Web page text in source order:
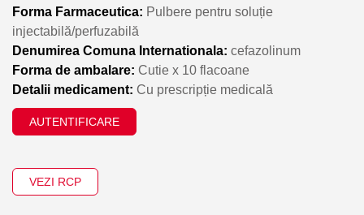
Forma Farmaceutica: Pulbere pentru soluție
injectabilă/perfuzabilă
Denumirea Comuna Internationala: cefazolinum
Forma de ambalare: Cutie x 10 flacoane
Detalii medicament: Cu prescripție medicală
AUTENTIFICARE
VEZI RCP